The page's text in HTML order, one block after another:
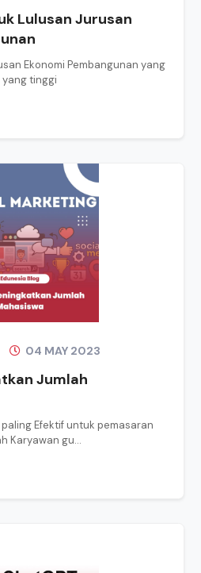
Lulusan Jurusan
Ekonomi Pembangunan yang
tinggi
04 MAY 2023
Jumlah
Efektif untuk pemasaran
Karyawan gu...